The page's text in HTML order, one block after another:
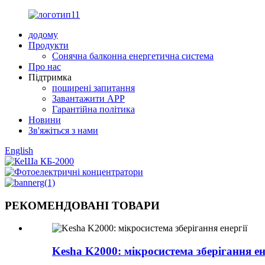
додому
Продукти
Сонячна балконна енергетична система
Про нас
Підтримка
поширені запитання
Завантажити APP
Гарантійна політика
Новини
Зв'яжіться з нами
English
РЕКОМЕНДОВАНІ ТОВАРИ
Kesha K2000: мікросистема зберігання